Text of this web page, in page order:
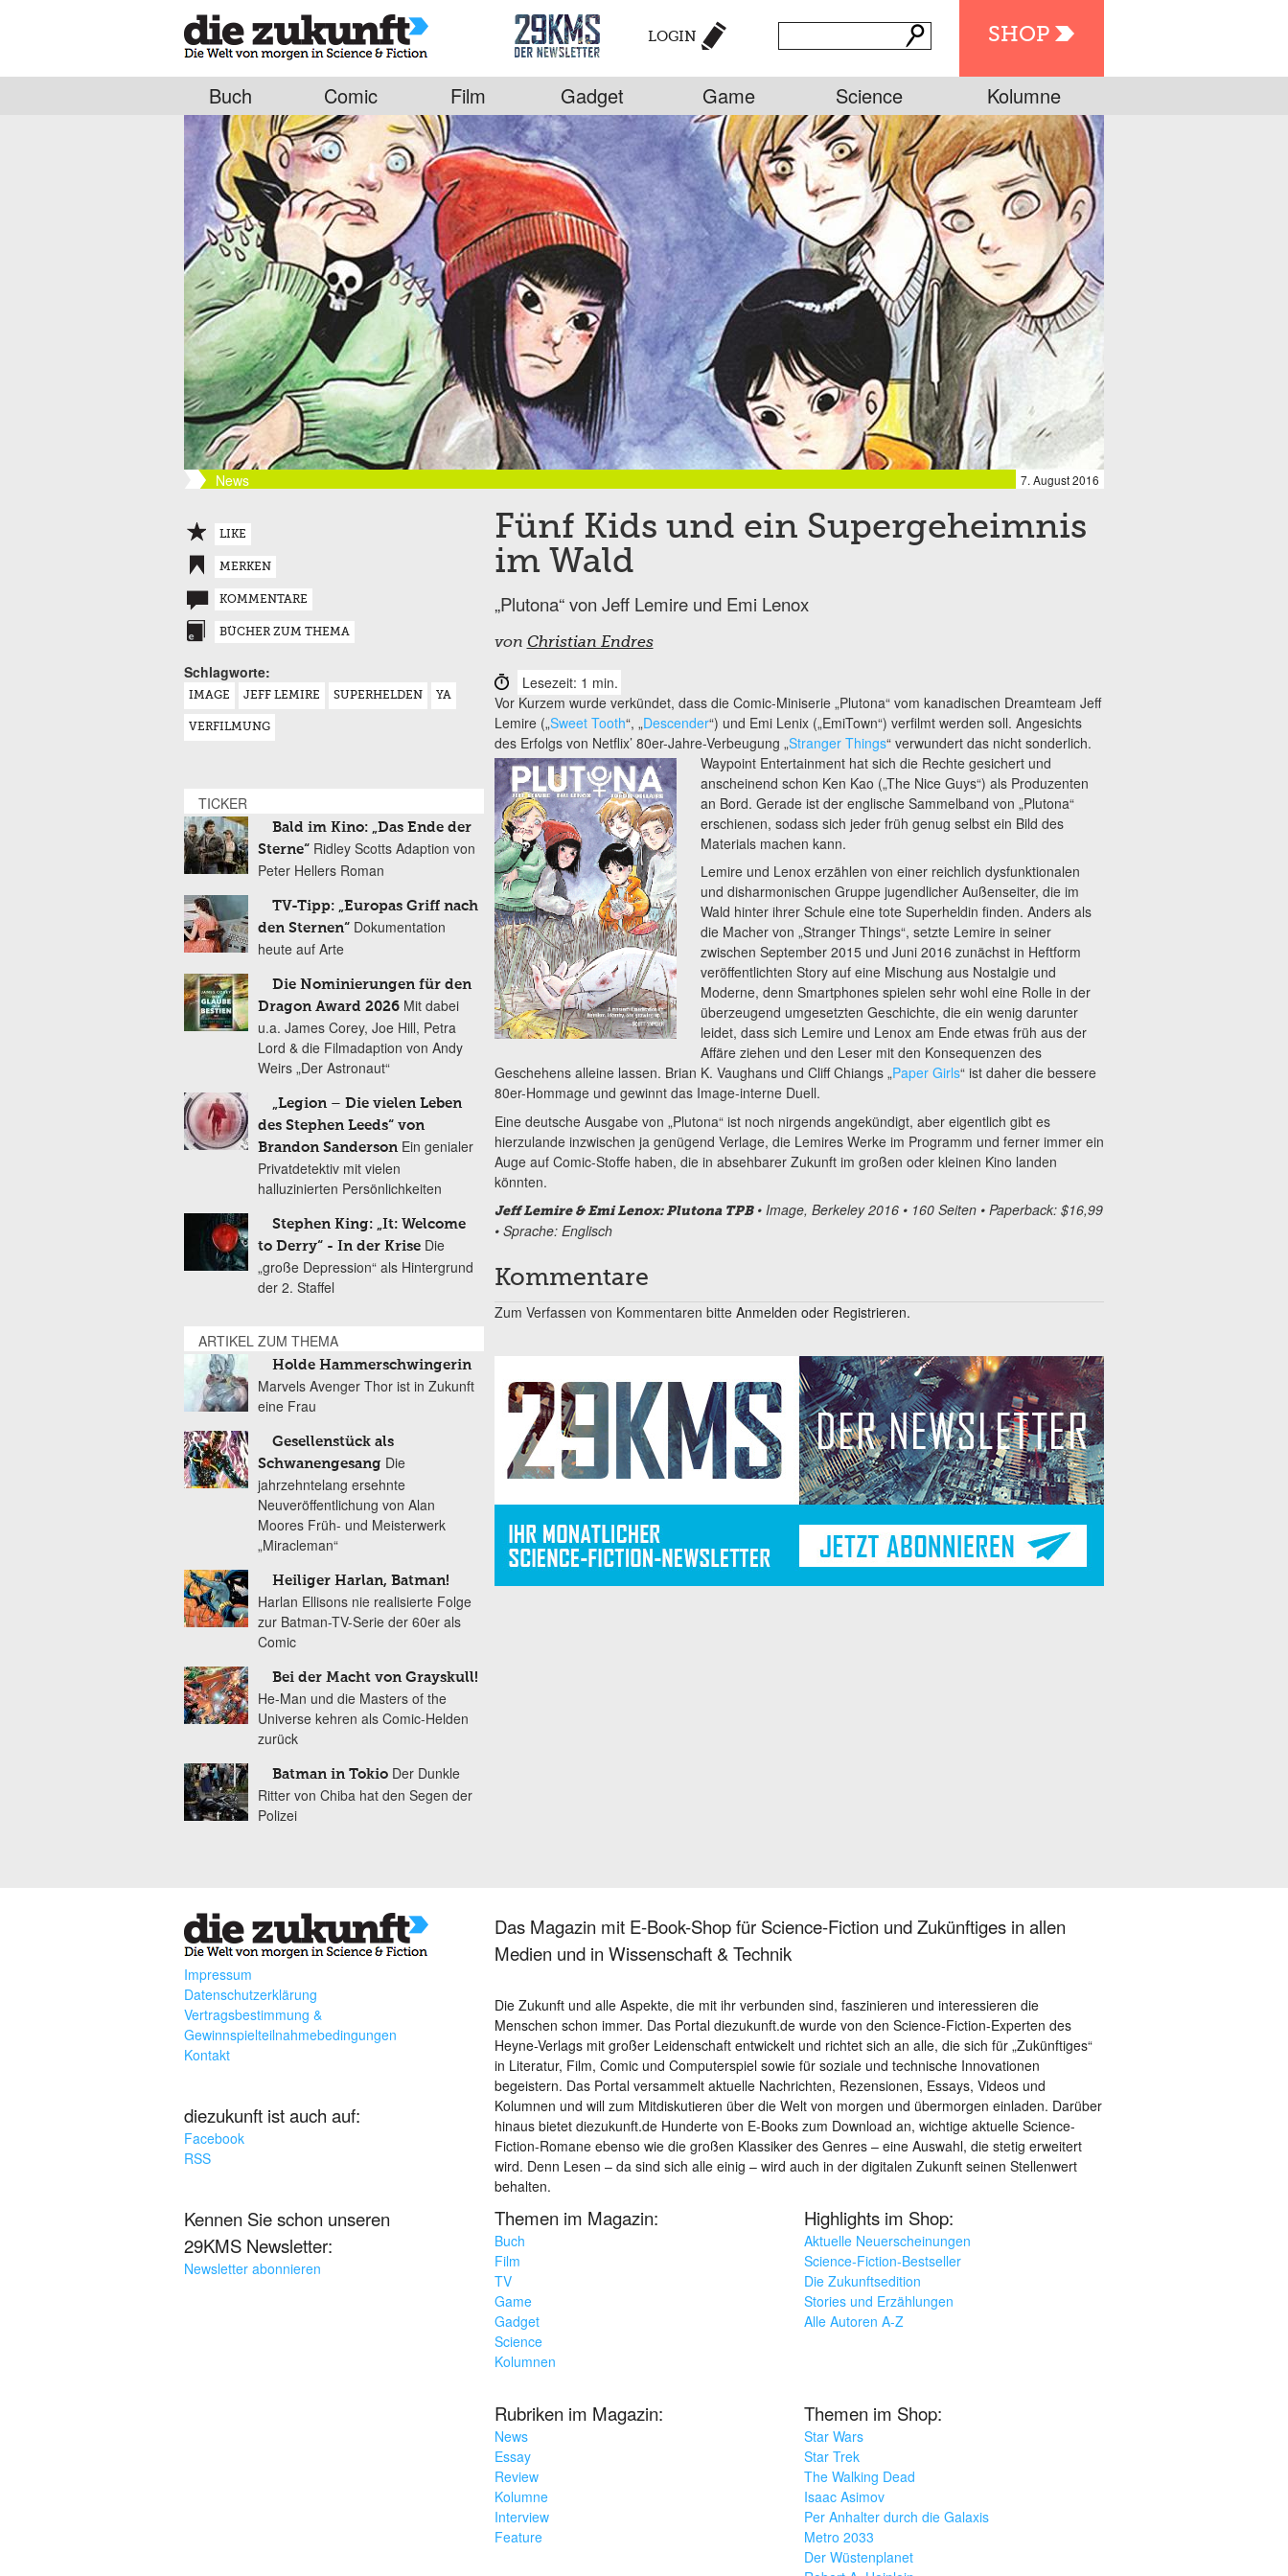
SHOP
LOGIN
Buch Comic Film Gadget Game Science Kolumne
News 7. August 2016
Fünf Kids und ein Supergeheimnis
im Wald
„Plutona“ von Jeff Lemire und Emi Lenox
von Christian Endres
Lesezeit: 1 min.
Vor Kurzem wurde verkündet, dass die Comic-Miniserie „Plutona“ vom kanadischen Dreamteam Jeff
Lemire („Sweet Tooth“, „Descender“) und Emi Lenix („EmiTown“) verfilmt werden soll. Angesichts
des Erfolgs von Netflix’ 80er-Jahre-Verbeugung „Stranger Things“ verwundert das nicht sonderlich.
Waypoint Entertainment hat sich die Rechte gesichert und
anscheinend schon Ken Kao („The Nice Guys“) als Produzenten
an Bord. Gerade ist der englische Sammelband von „Plutona“
erschienen, sodass sich jeder früh genug selbst ein Bild des
Materials machen kann.
Lemire und Lenox erzählen von einer reichlich dysfunktionalen
und disharmonischen Gruppe jugendlicher Außenseiter, die im
Wald hinter ihrer Schule eine tote Superheldin finden. Anders als
die Macher von „Stranger Things“, setzte Lemire in seiner
zwischen September 2015 und Juni 2016 zunächst in Heftform
veröffentlichten Story auf eine Mischung aus Nostalgie und
Moderne, denn Smartphones spielen sehr wohl eine Rolle in der
überzeugend umgesetzten Geschichte, die ein wenig darunter
leidet, dass sich Lemire und Lenox am Ende etwas früh aus der
Affäre ziehen und den Leser mit den Konsequenzen des
Geschehens alleine lassen. Brian K. Vaughans und Cliff Chiangs „Paper Girls“ ist daher die bessere
80er-Hommage und gewinnt das Image-interne Duell.
Eine deutsche Ausgabe von „Plutona“ ist noch nirgends angekündigt, aber eigentlich gibt es
hierzulande inzwischen ja genügend Verlage, die Lemires Werke im Programm und ferner immer ein
Auge auf Comic-Stoffe haben, die in absehbarer Zukunft im großen oder kleinen Kino landen
könnten.
Jeff Lemire & Emi Lenox: Plutona TPB• Image, Berkeley 2016 • 160 Seiten • Paperback: $16,99
• Sprache: Englisch
Kommentare
Zum Verfassen von Kommentaren bitte Anmelden oder Registrieren.
LIKE
MERKEN
KOMMENTARE
BÜCHER ZUM THEMA
Schlagworte:
IMAGE JEFF LEMIRE SUPERHELDEN YA
VERFILMUNG
TICKER
Bald im Kino: „Das Ende der
Sterne“ Ridley Scotts Adaption von
Peter Hellers Roman
TV-Tipp: „Europas Griff nach
den Sternen“ Dokumentation
heute auf Arte
Die Nominierungen für den
Dragon Award 2026 Mit dabei
u.a. James Corey, Joe Hill, Petra
Lord & die Filmadaption von Andy
Weirs „Der Astronaut“
„Legion – Die vielen Leben
des Stephen Leeds“ von
Brandon Sanderson Ein genialer
Privatdetektiv mit vielen
halluzinierten Persönlichkeiten
Stephen King: „It: Welcome
to Derry“ - In der Krise Die
„große Depression“ als Hintergrund
der 2. Staffel
ARTIKEL ZUM THEMA
Holde Hammerschwingerin
Marvels Avenger Thor ist in Zukunft
eine Frau
Gesellenstück als
Schwanengesang Die
jahrzehntelang ersehnte
Neuveröffentlichung von Alan
Moores Früh- und Meisterwerk
„Miracleman“
Heiliger Harlan, Batman!
Harlan Ellisons nie realisierte Folge
zur Batman-TV-Serie der 60er als
Comic
Bei der Macht von Grayskull!
He-Man und die Masters of the
Universe kehren als Comic-Helden
zurück
Batman in Tokio Der Dunkle
Ritter von Chiba hat den Segen der
Polizei
Impressum
Datenschutzerklärung
Vertragsbestimmung &
Gewinnspielteilnahmebedingungen
Kontakt
diezukunft ist auch auf:
Facebook
RSS
Kennen Sie schon unseren
29KMS Newsletter:
Newsletter abonnieren
Das Magazin mit E-Book-Shop für Science-Fiction und Zukünftiges in allen
Medien und in Wissenschaft & Technik
Die Zukunft und alle Aspekte, die mit ihr verbunden sind, faszinieren und interessieren die
Menschen schon immer. Das Portal diezukunft.de wurde von den Science-Fiction-Experten des
Heyne-Verlags mit großer Leidenschaft entwickelt und richtet sich an alle, die sich für „Zukünftiges“
in Literatur, Film, Comic und Computerspiel sowie für soziale und technische Innovationen
begeistern. Das Portal versammelt aktuelle Nachrichten, Rezensionen, Essays, Videos und
Kolumnen und will zum Mitdiskutieren über die Welt von morgen und übermorgen einladen. Darüber
hinaus bietet diezukunft.de Hunderte von E-Books zum Download an, wichtige aktuelle Science-
Fiction-Romane ebenso wie die großen Klassiker des Genres – eine Auswahl, die stetig erweitert
wird. Denn Lesen – da sind sich alle einig – wird auch in der digitalen Zukunft seinen Stellenwert
behalten.
Themen im Magazin:
Buch
Film
TV
Game
Gadget
Science
Kolumnen
Highlights im Shop:
Aktuelle Neuerscheinungen
Science-Fiction-Bestseller
Die Zukunftsedition
Stories und Erzählungen
Alle Autoren A-Z
Rubriken im Magazin:
News
Essay
Review
Kolumne
Interview
Feature
Themen im Shop:
Star Wars
Star Trek
The Walking Dead
Isaac Asimov
Per Anhalter durch die Galaxis
Metro 2033
Der Wüstenplanet